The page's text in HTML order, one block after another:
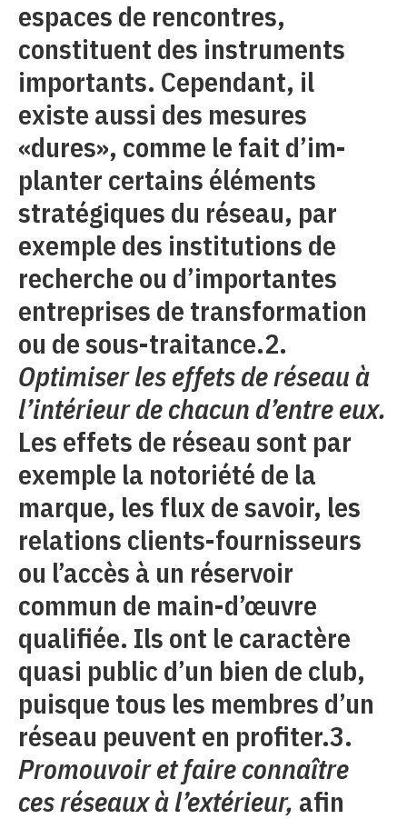
espaces de rencontres,
constituent des instruments
importants. Cependant, il
existe aussi des mesures
«dures», comme le fait d’im-
planter certains éléments
stratégiques du réseau, par
exemple des institutions de
recherche ou d’importantes
entreprises de transformation
ou de sous-traitance.2.
Optimiser les effets de réseau à
l’intérieur de chacun d’entre eux.
Les effets de réseau sont par
exemple la notoriété de la
marque, les flux de savoir, les
relations clients-fournisseurs
ou l’accès à un réservoir
commun de main-d’œuvre
qualifiée. Ils ont le caractère
quasi public d’un bien de club,
puisque tous les membres d’un
réseau peuvent en profiter.3.
Promouvoir et faire connaître
ces réseaux à l’extérieur, afin